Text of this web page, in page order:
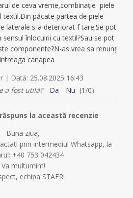
de ceva vreme,combinație piele
textil.Din păcate partea de piele
laterale s-a deteriorat f tare.Se pot
înlocuirii cu textil?Sau se pot
componente?N-as vrea sa renunț
canapea
| Dată: 25.08.2025 16:43
a fost utilă?
Da Nu (1/0)
la această recenzie
Buna ziua,
prin intermediul Whatsapp, la
+40 753 042434
Va multumim!
echipa STAER!